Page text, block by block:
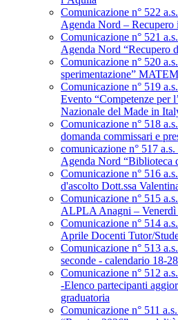
Comunicazione n° 522
Agenda Nord – Recupero
Comunicazione n° 521
Agenda Nord “Recupero
Comunicazione n° 520
sperimentazione”
Comunicazione n° 519
Evento “Competenze per
Nazionale del Made in
Comunicazione n° 518
domanda commissari e
comunicazione n° 517
Agenda Nord “Biblioteca
Comunicazione n° 516
d'ascolto Dott.ssa
Comunicazione n° 515
ALPLA Anagni – Venerdì
Comunicazione n° 514
Aprile Docenti Tutor/
Comunicazione n° 513
seconde - calendario 18-
Comunicazione n° 512
-Elenco partecipanti
graduatoria
Comunicazione n° 511